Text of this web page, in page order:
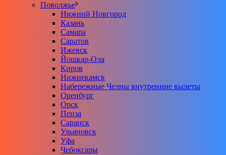
Поволжье
Нижний Новгород
Казань
Самара
Саратов
Ижевск
Йошкар-Ола
Киров
Нижнекамск
Набережные Челны внутренние вылеты
Оренбург
Орск
Пенза
Саранск
Ульяновск
Уфа
Чебоксары